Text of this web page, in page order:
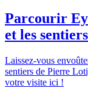
Parcourir
et les
Laissez-vous
sentiers de Pierre
votre visite ici !